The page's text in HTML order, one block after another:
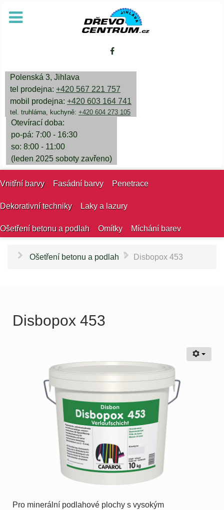
Polenská 3, Jihlava
tel prodejna: +420 567 221 757
mobil prodejna: +420 603 164 741
tel. truhlárna, kuchyně: +420 604 273 105
Otevírací doba:
po-pá: 7:00 - 16:30
so: 8:00 - 11:00
(leden 2025 soboty zavřeno)
Vnitřní barvy Fasádní barvy Penetrace
Dekorativní techniky Laky a lazury
Ošetření betonu a podlah Omítky Míchání barev
Ošetření betonu a podlah \ Disbopox 453
Disbopox 453
Pro minerální podlahové plochy s vysokým